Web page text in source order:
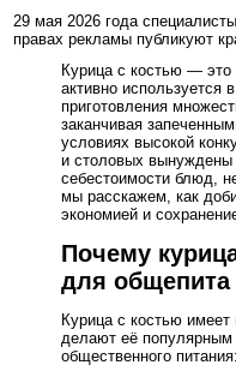
29 мая 2026 года
правах рекламы публикуют
Курица с костью — это
активно
приготовления
заканчивая
условиях высокой
и столовых вынуждены
себестоимости блюд,
мы расскажем, как
экономией и
Почему
для общепита
Курица с костью
делают её
общественного